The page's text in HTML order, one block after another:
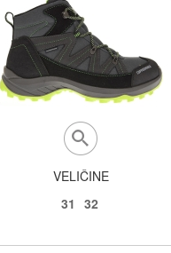
VELIČINE
31
32